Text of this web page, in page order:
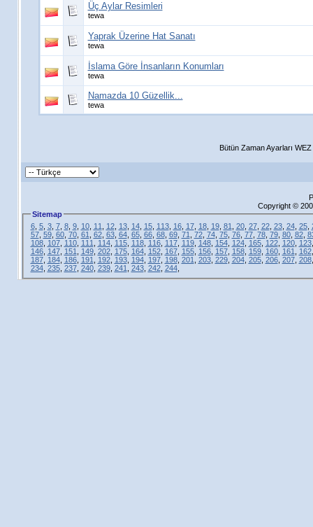
Üç Aylar Resimleri
tewa
Yaprak Üzerine Hat Sanatı
tewa
İslama Göre İnsanların Konumları
tewa
Namazda 10 Güzellik...
tewa
Bütün Zaman Ayarları
Copyright ©
Sitemap
6, 5, 3, 7, 8, 9, 10, 11 12, 13, 14, 15, 113, 16, 17, 18, 19, 81 20, 27, 22, 23, 24, 25,
57, 59, 60, 70, 61 62, 63, 64, 65, 66, 68, 69, 71 72, 74, 75, 76, 77, 78, 79, 80, 82,
108, 107, 110, 111 114, 115, 118, 116, 117, 119, 148, 154, 124, 165, 122, 120, 123
146, 147, 151 149, 202, 175, 164, 152, 167, 155, 156, 157, 158, 159, 160, 161 162
187, 184, 186, 191 192, 193, 194, 197, 198, 201 203, 229, 204, 205, 206, 207, 208
234, 235, 237, 240, 239, 241 243, 242, 244,